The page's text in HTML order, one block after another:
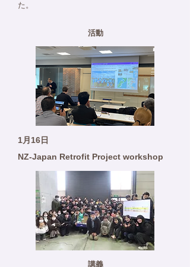
た。
活動
1月16日
NZ-Japan Retrofit Project workshop
講義